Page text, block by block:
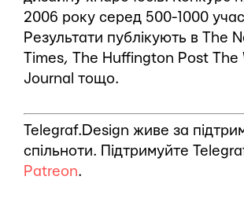
2006 року серед 500-1000
Результати публікують в The
Times, The Huffington Post The
Journal тощо.
Telegraf.Design живе за
спільноти. Підтримуйте
Patreon.